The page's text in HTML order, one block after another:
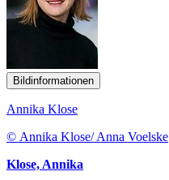
Bildinformationen
Annika Klose
© Annika Klose/ Anna Voelske
Klose, Annika